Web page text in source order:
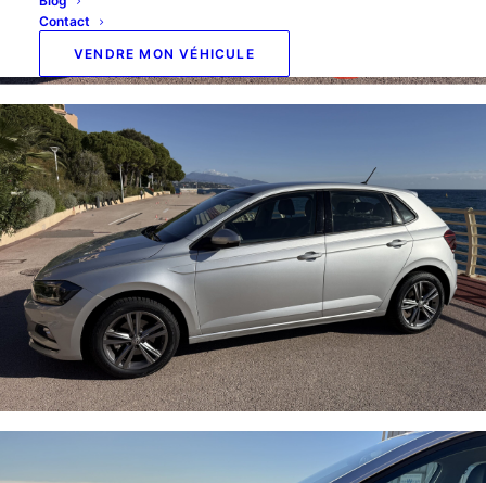
Contact
VENDRE MON VÉHICULE